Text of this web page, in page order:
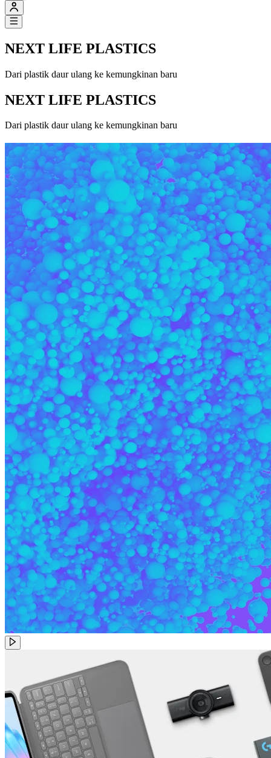
NEXT LIFE PLASTICS
Dari plastik daur ulang ke kemungkinan baru
NEXT LIFE PLASTICS
Dari plastik daur ulang ke kemungkinan baru